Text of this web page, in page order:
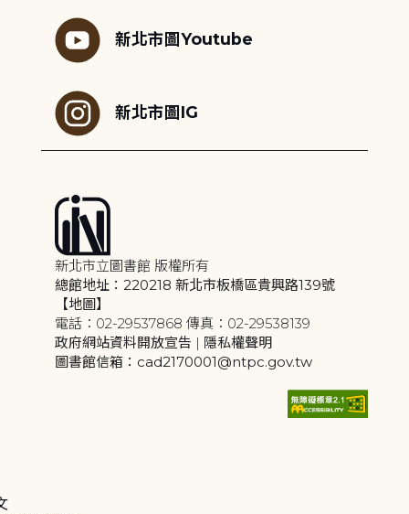
新北市圖Youtube
新北市圖IG
新北市立圖書館 版權所有
總館地址：220218 新北市板橋區貴興路139號
【地圖】
電話：02-29537868 傳真：02-29538139
政府網站資料開放宣告 | 隱私權聲明
圖書館信箱：cad2170001@ntpc.gov.tw